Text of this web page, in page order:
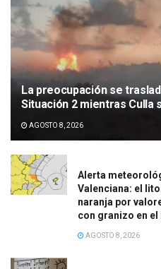
La preocupación se
Situación 2 mientras Culla
AGOSTO 8, 2026
Alerta
Valenciana: el
naranja por
con granizo en
AGOSTO 8, 2026